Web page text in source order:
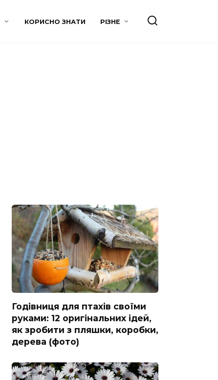
КОРИСНО ЗНАТИ РІЗНЕ
Годівниця для птахів своїми
руками: 12 оригінальних ідей,
як зробити з пляшки, коробки,
дерева (фото)